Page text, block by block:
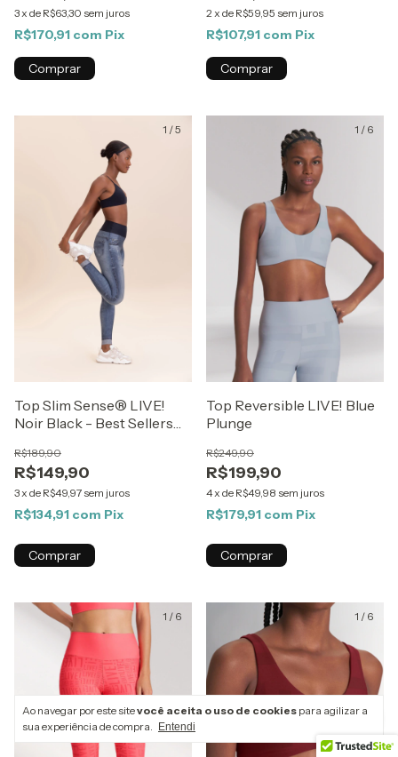
Ao navegar por este sitevocê aceita o uso de cookies para agilizar a
sua experiência de compra.
Entendi
3x de R$63,30 sem juros
R$170,91 com Pix
Comprar
2 x de R$59,95 sem juros
R$107,91 com Pix
Comprar
1 /5
Top Slim Sense® LIVE!
Noir Black - Best Sellers
R$149,90
R$189,90
3x de R$49,97 sem juros
R$134,91 com Pix
Comprar
1 / 6
Top Reversible LIVE! Blue
Plunge
R$199,90
R$249,90
4x de R$49,98 sem juros
R$179,91 com Pix
Comprar
1 / 6 1 / 6